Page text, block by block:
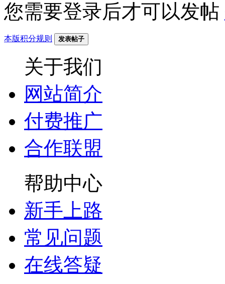
您需要登录后才可以发帖
本版积分规则 发表帖子
关于我们
网站简介
付费推广
合作联盟
帮助中心
新手上路
常见问题
在线答疑